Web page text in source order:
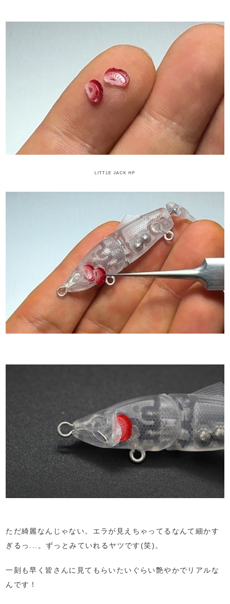
LITTLE JACK HP
ただ綺麗なんじゃない。エラが見えちゃってるなんて細かす
ぎるっ...。ずっとみていれるヤツです(笑)。
一刻も早く皆さんに見てもらいたいぐらい艶やかでリアルな
んです！